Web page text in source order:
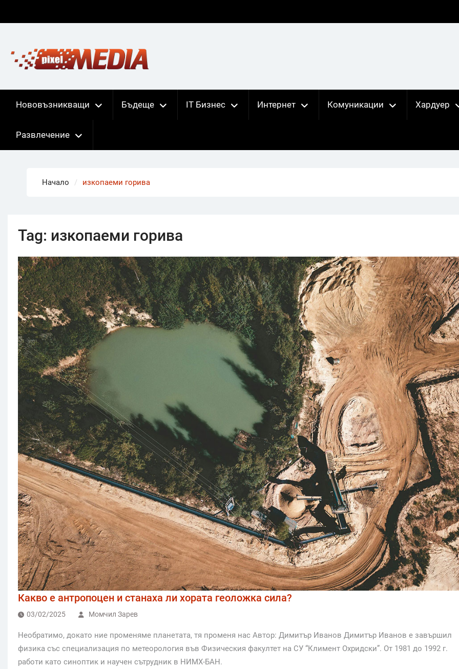
Нововъзникващи Бъдеще IT Бизнес Интернет Комуникации Хардуер
Развлечение
Начало изкопаеми горива
Tag: изкопаеми горива
Какво е антропоцен и станаха ли хората геоложка сила?
03/02/2025 Момчил Зарев
Необратимо, докато ние променяме планетата, тя променя нас Автор: Димитър Иванов Димитър Иванов е завършил
физика със специализация по метеорология във Физическия факултет на СУ “Климент Охридски”. От 1981 до 1992 г.
работи като синоптик и научен сътрудник в НИМХ-БАН.